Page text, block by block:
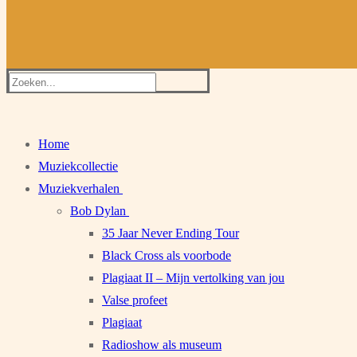
Zoeken
Home
Muziekcollectie
Muziekverhalen
Bob Dylan
35 Jaar Never Ending Tour
Black Cross als voorbode
Plagiaat II – Mijn vertolking van jou
Valse profeet
Plagiaat
Radioshow als museum